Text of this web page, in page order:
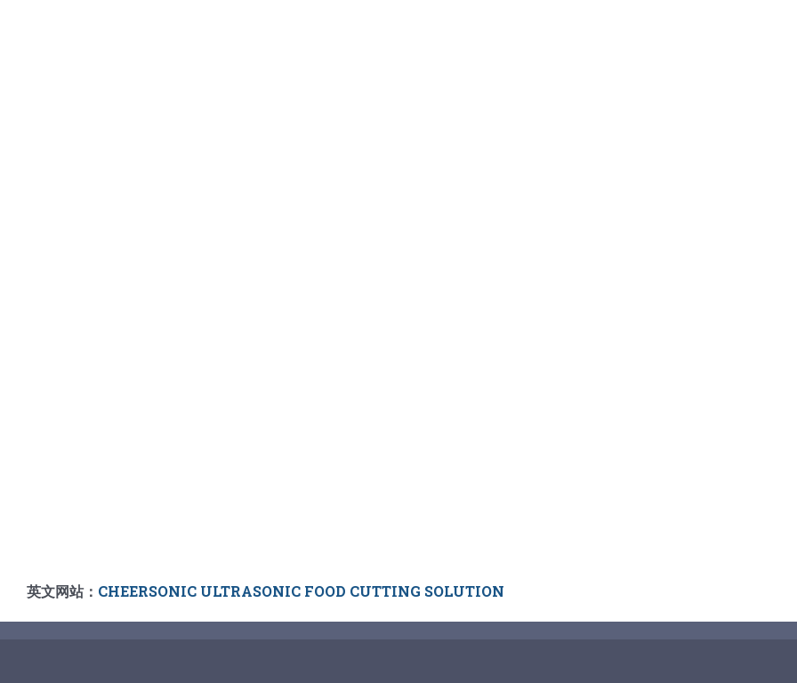
英文网站： CHEERSONIC ULTRASONIC FOOD CUTTING SOLUTION